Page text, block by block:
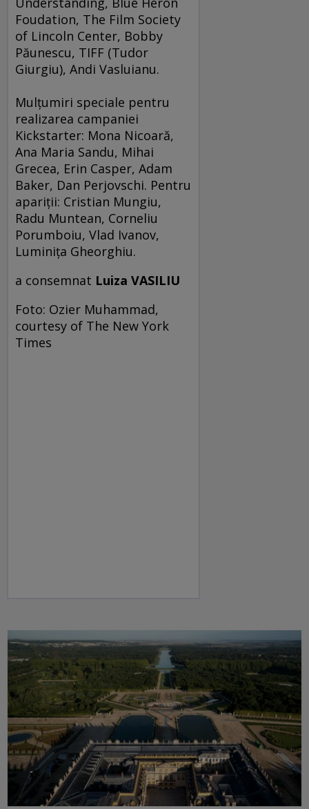
Foudation, The Film Society
of Lincoln Center, Bobby
Păunescu, TIFF (Tudor
Giurgiu), Andi Vasluianu.
Mulţumiri speciale pentru
realizarea campaniei
Kickstarter: Mona Nicoară,
Ana Maria Sandu, Mihai
Grecea, Erin Casper, Adam
Baker, Dan Perjovschi. Pentru
apariţii: Cristian Mungiu,
Radu Muntean, Corneliu
Porumboiu, Vlad Ivanov,
Luminiţa Gheorghiu.
a consemnat Luiza VASILIU
Foto: Ozier Muhammad,
courtesy of The New York
Times